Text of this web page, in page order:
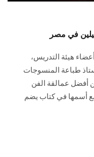
الزائـرون
في مصر
هيئة التدريس،
طباعة المنسوجات
أفضل عمالقة الفن
أسمها في كتاب يضم